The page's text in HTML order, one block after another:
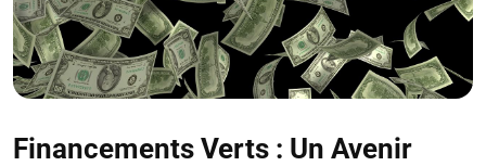
Financements Verts : Un Avenir